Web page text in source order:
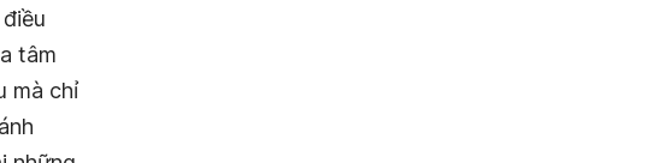
tâm
mà chỉ